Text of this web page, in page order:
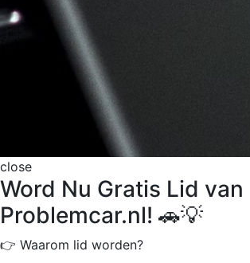
close
Word Nu Gratis Lid van
Problemcar.nl! 🚗💡
👉 Waarom lid worden?